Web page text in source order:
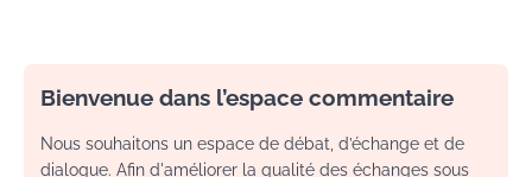
Bienvenue dans l’espace commentaire
Nous souhaitons un espace de débat, d’échange et de
dialogue. Afin d'améliorer la qualité des échanges sous